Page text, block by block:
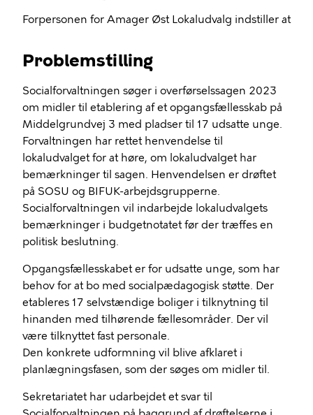
Forpersonen for Amager Øst Lokaludvalg indstiller at
Problemstilling
Socialforvaltningen søger i overførselssagen 2023
om midler til etablering af et opgangsfællesskab på
Middelgrundvej 3 med pladser til 17 udsatte unge.
Forvaltningen har rettet henvendelse til
lokaludvalget for at høre, om lokaludvalget har
bemærkninger til sagen. Henvendelsen er drøftet
på SOSU og BIFUK-arbejdsgrupperne.
Socialforvaltningen vil indarbejde lokaludvalgets
bemærkninger i budgetnotatet før der træffes en
politisk beslutning.
Opgangsfællesskabet er for udsatte unge, som har
behov for at bo med socialpædagogisk støtte. Der
etableres 17 selvstændige boliger i tilknytning til
hinanden med tilhørende fællesområder. Der vil
være tilknyttet fast personale.
Den konkrete udformning vil blive afklaret i
planlægningsfasen, som der søges om midler til.
Sekretariatet har udarbejdet et svar til